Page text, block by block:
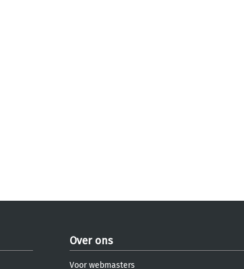
Over ons
Voor webmasters